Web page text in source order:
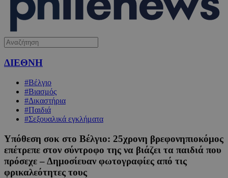
ΔΙΕΘΝΗ
#Βέλγιο
#Βιασμός
#Δικαστήρια
#Παιδιά
#Σεξουαλικά εγκλήματα
Υπόθεση σοκ στο Βέλγιο: 25χρονη βρεφονηπιοκόμος
επέτρεπε στον σύντροφο της να βιάζει τα παιδιά που
πρόσεχε – Δημοσίευαν φωτογραφίες από τις
φρικαλεότητες τους